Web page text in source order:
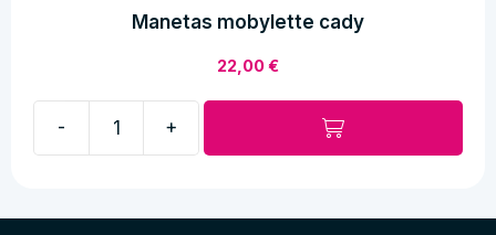
Manetas mobylette cady
22,00€
-
cantidad
+